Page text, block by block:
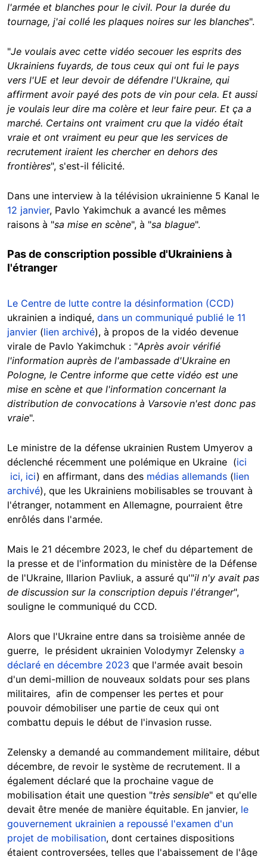
l'armée et blanches pour le civil. Pour la durée du
tournage, j'ai collé les plaques noires sur les blanches".
"Je voulais avec cette vidéo secouer les esprits des
Ukrainiens fuyards, de tous ceux qui ont fui le pays
vers l'UE et leur devoir de défendre l'Ukraine, qui
affirment avoir payé des pots de vin pour cela. Et aussi
je voulais leur dire ma colère et leur faire peur. Et ça a
marché. Certains ont vraiment cru que la vidéo était
vraie et ont vraiment eu peur que les services de
recrutement iraient les chercher en dehors des
frontières", s'est-il félicité.
Dans une interview à la télévision ukrainienne 5 Kanal le
12 janvier, Pavlo Yakimchuk a avancé les mêmes
raisons à "sa mise en scène", à "sa blague".
Pas de conscription possible d'Ukrainiens à
l'étranger
Le Centre de lutte contre la désinformation (CCD)
ukrainien a indiqué, dans un communiqué publié le 11
janvier (lien archivé), à propos de la vidéo devenue
virale de Pavlo Yakimchuk : "Après avoir vérifié
l'information auprès de l'ambassade d'Ukraine en
Pologne, le Centre informe que cette vidéo est une
mise en scène et que l'information concernant la
distribution de convocations à Varsovie n'est donc pas
vraie".
Le ministre de la défense ukrainien Rustem Umyerov a
déclenché récemment une polémique en Ukraine (ici
ici, ici) en affirmant, dans des médias allemands (lien
archivé), que les Ukrainiens mobilisables se trouvant à
l'étranger, notamment en Allemagne, pourraient être
enrôlés dans l'armée.
Mais le 21 décembre 2023, le chef du département de
la presse et de l'information du ministère de la Défense
de l'Ukraine, Illarion Pavliuk, a assuré qu'"il n'y avait pas
de discussion sur la conscription depuis l'étranger",
souligne le communiqué du CCD.
Alors que l'Ukraine entre dans sa troisième année de
guerre, le président ukrainien Volodymyr Zelensky a
déclaré en décembre 2023 que l'armée avait besoin
d'un demi-million de nouveaux soldats pour ses plans
militaires, afin de compenser les pertes et pour
pouvoir démobiliser une partie de ceux qui ont
combattu depuis le début de l'invasion russe.
Zelensky a demandé au commandement militaire, début
décembre, de revoir le système de recrutement. Il a
également déclaré que la prochaine vague de
mobilisation était une question "très sensible" et qu'elle
devait être menée de manière équitable. En janvier, le
gouvernement ukrainien a repoussé l'examen d'un
projet de mobilisation, dont certaines dispositions
étaient controversées, telles que l'abaissement de l'âge